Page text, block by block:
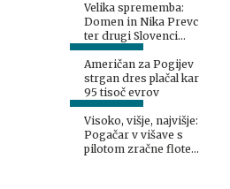
Velika sprememba:
Domen in Nika Prevc
ter drugi Slovenci
dobili proste roke
Američan za Pogijev
strgan dres plačal kar
95 tisoč evrov
Visoko, višje, najvišje:
Pogačar v višave s
pilotom zračne flote